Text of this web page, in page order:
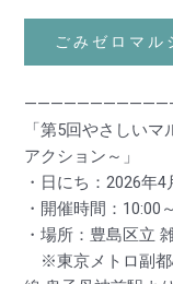
ごみゼロマル
「第5回やさしい
アクション～」
・日にち：2026年
・開催時間：10:00
・場所：豊島区立
※東京メトロ副都